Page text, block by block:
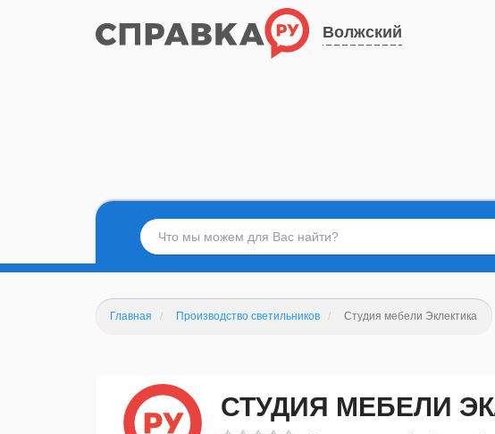
Волжский
Главная Производство светильников Студия мебели Эклектика
СТУДИЯ МЕБЕЛИ